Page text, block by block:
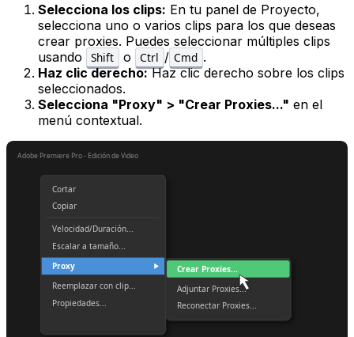
Selecciona los clips: En tu panel de Proyecto,
selecciona uno o varios clips para los que deseas
crear proxies. Puedes seleccionar múltiples clips
usando
Shift o Ctrl / Cmd .
Haz clic derecho:Haz clic derecho sobre los clips
seleccionados.
Selecciona "Proxy" > "Crear Proxies..." en el
menú contextual.
Adobe Premiere Pro - Edición de Video
Cortar
Copiar
Velocidad/Duración...
Escalar a tamaño...
Proxy
Reemplazar con clip...
Propiedades...
Crear Proxies...
Adjuntar Proxies...
Reconectar Proxies...